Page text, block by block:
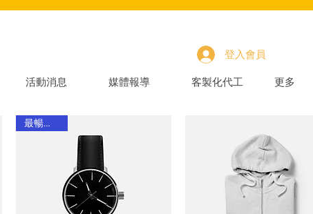
登入會員
活動消息 媒體報導 客製化代工 更多
最暢銷產品